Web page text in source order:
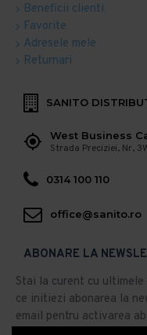
Beneficii clienti
Favorite
Adresele mele
Returnari
SANITO
West Business
Strada Preciziei, Nr,
0314 100 110
office@sanito.ro
ABONARE LA
Stai la curent cu
ce initiezi abonarea la
email pentru activarea